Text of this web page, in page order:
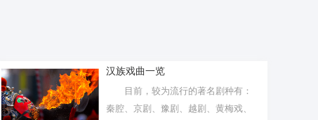
汉族戏曲一览
目前，较为流行的著名剧种有：
秦腔、京剧、豫剧、越剧、黄梅戏、